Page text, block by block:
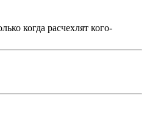
когда расчехлят кого-